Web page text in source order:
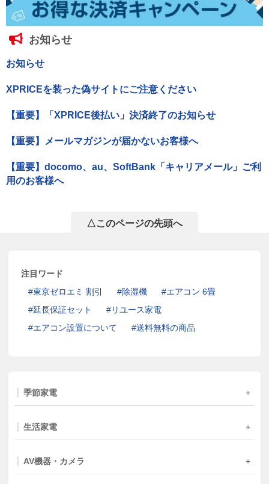
お知らせ
お知らせ
XPRICEを装った偽サイトにご注意ください
【重要】「XPRICE後払い」決済終了のお知らせ
【重要】メールマガジンが届かないお客様へ
【重要】docomo、au、SoftBank「キャリアメール」ご利
用のお客様へ
△このページの先頭へ
注目ワード
東京ゼロエミ 割引
除湿機
エアコン 6畳
延長保証セット
リユース家電
エアコン設置について
送料無料の商品
季節家電
生活家電
AV機器・カメラ